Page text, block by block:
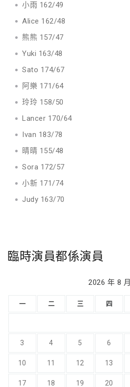
小雨 162/49
Alice 162/48
熊熊 157/47
Yuki 163/48
Sato 174/67
阿樂 171/64
玲玲 158/50
Lancer 170/64
Ivan 183/78
晴晴 155/48
Sora 172/57
小新 171/74
Judy 163/70
臨時演員都係演員
2026 年 8 月
一 二 三 四
3 4 5 6
10 11 12 13
17 18 19 20